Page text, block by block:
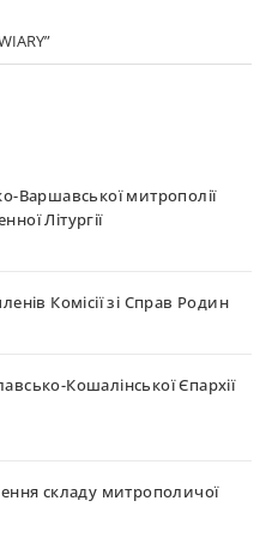
Варшавської митрополії
Літургії
Комісії зі Справ Родин
Кошалінської Єпархії
складу митрополичої